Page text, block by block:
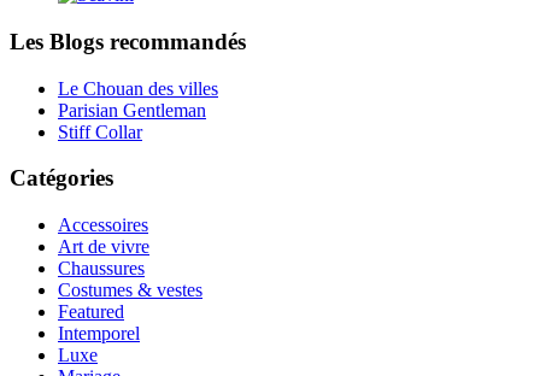
Les Blogs recommandés
Le Chouan des villes
Parisian Gentleman
Stiff Collar
Catégories
Accessoires
Art de vivre
Chaussures
Costumes & vestes
Featured
Intemporel
Luxe